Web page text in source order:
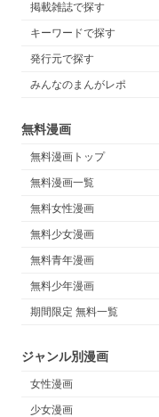
掲載雑誌で探す
キーワードで探す
発行元で探す
みんなのまんがレポ
無料漫画
無料漫画トップ
無料漫画一覧
無料女性漫画
無料少女漫画
無料青年漫画
無料少年漫画
期間限定 無料一覧
ジャンル別漫画
女性漫画
少女漫画